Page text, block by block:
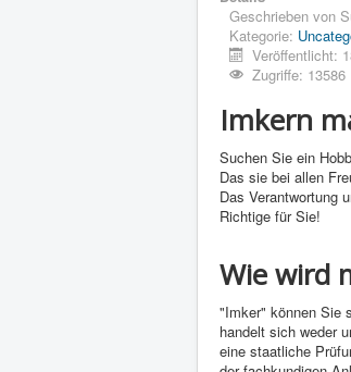
Geschrieben von
Kategorie:
Veröffentlicht:
Zugriffe: 13586
Imkern
Suchen Sie ein
Das sie bei allen
Das Verantwortung
Richtige für Sie!
Wie wird
"Imker" können Sie
handelt sich weder
eine staatliche